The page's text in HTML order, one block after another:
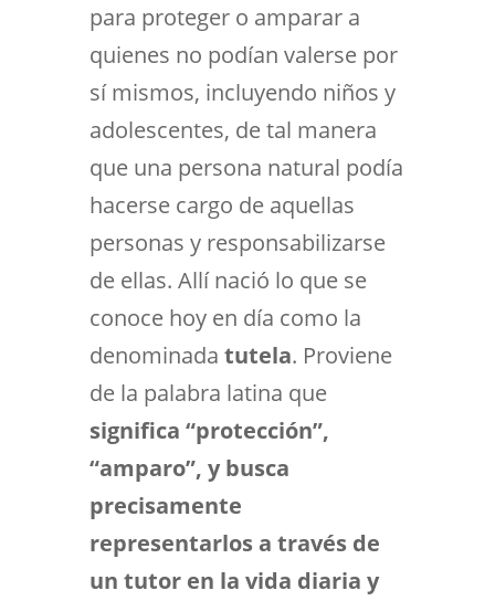
para proteger o amparar a
quienes no podían valerse por
sí mismos, incluyendo niños y
adolescentes, de tal manera
que una persona natural podía
hacerse cargo de aquellas
personas y responsabilizarse
de ellas. Allí nació lo que se
conoce hoy en día como la
denominada tutela. Proviene
de la palabra latina que
significa “protección”,
“amparo”, y busca
precisamente
representarlos a través de
un tutor en la vida diaria y